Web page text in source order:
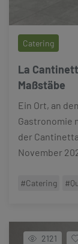
Catering
La
Maßstäbe
Ein Ort, an
Gastronomie
der
November
#Catering
2121